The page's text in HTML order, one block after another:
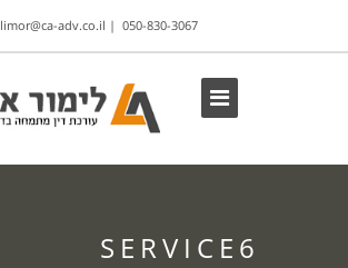
050-830-3067
|
limor@ca-adv.co.il
SERVICE6